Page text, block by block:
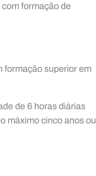
formação de
formação superior em
de 6 horas diárias
máximo cinco anos ou